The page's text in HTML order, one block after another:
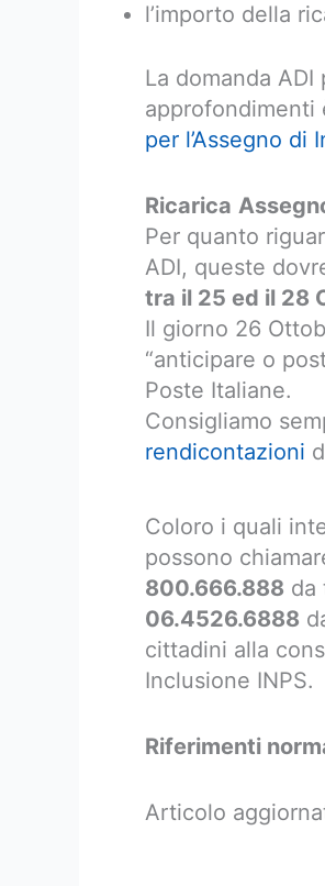
l’importo della
La domanda
approfondimenti
per l’Assegno di
Ricarica
Per quanto
ADI, queste
tra il 25 ed il 28
Il giorno 26
“anticipare o
Poste Italiane.
Consigliamo
rendicontazioni
Coloro i quali
possono
800.666.888 da
06.4526.6888
cittadini alla
Inclusione INPS.
Riferimenti
Articolo